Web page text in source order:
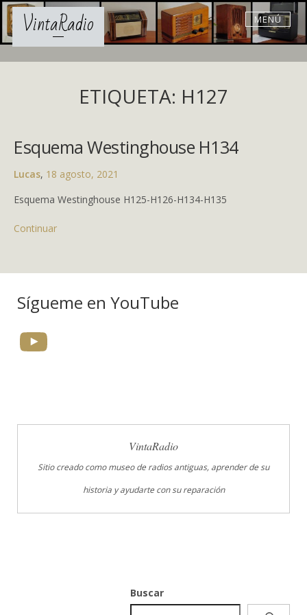
Skip
contentVintaRadio MENÚ
ETIQUETA: H127
Esquema Westinghouse H134
Lucas, 18 agosto, 2021
Esquema Westinghouse H125-H126-H134-H135
Continuar
Sígueme en YouTube
YouTube
VintaRadio
Sitio creado como museo de radios antiguas, aprender de su
historia y ayudarte con su reparación
Buscar